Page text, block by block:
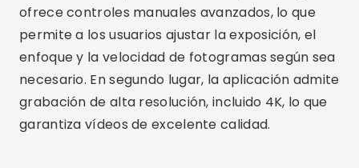
ofrece controles manuales avanzados, lo que
permite a los usuarios ajustar la exposición, el
enfoque y la velocidad de fotogramas según sea
necesario. En segundo lugar, la aplicación admite
grabación de alta resolución, incluido 4K, lo que
garantiza vídeos de excelente calidad.